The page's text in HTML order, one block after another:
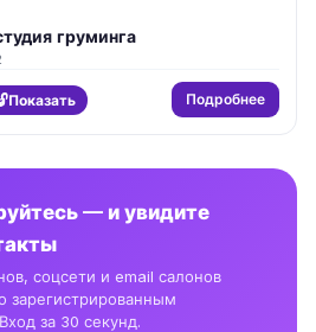
груминга
Показать Подробнее
— и увидите
соцсети и email салонов
зарегистрированным
за 30 секунд.